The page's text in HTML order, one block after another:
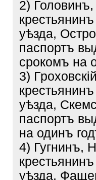
2)
уѣзда,
паспортъ
срокомъ на
3)
уѣзда,
паспортъ
на одинъ
4) Гугнинъ,
уѣзда,